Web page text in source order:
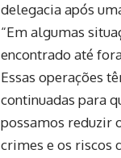
delegacia após
“Em algumas
encontrado até
Essas operações
continuadas para
possamos reduzir
crimes e os riscos